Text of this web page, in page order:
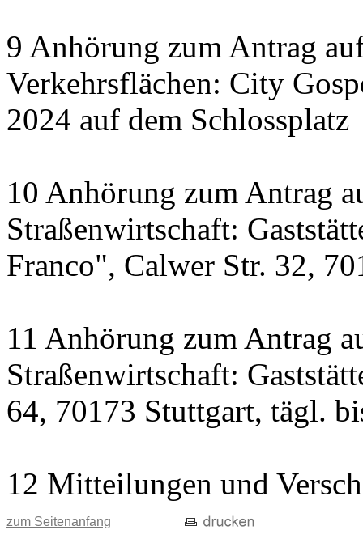
9 Anhörung zum Antrag
Verkehrsflächen: City
2024 auf dem Schlossplatz
10 Anhörung zum Antrag
Straßenwirtschaft:
Franco", Calwer Str. 32,
11 Anhörung zum Antrag
Straßenwirtschaft:
64, 70173 Stuttgart, tägl.
12 Mitteilungen und
zum Seitenanfang